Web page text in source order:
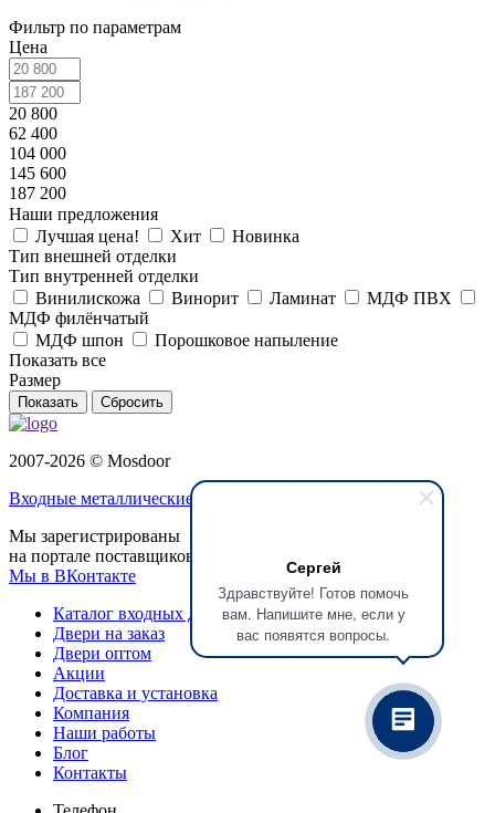
Сергей
Здравствуйте! Готов помочь
вам. Напишите мне, если у
вас появятся вопросы.
Фильтр по параметрам
Цена
20 800
62 400
104 000
145 600
187 200
Наши предложения
Лучшая цена!
Хит
Новинка
Тип внешней отделки
Тип внутренней отделки
Винилискожа
Винорит Ламинат
МДФ ПВХ
МДФ филёнчатый
МДФ шпон
Порошковое напыление
Показать все
Размер
Сбросить
2007-2026 © Mosdoor
Входные металлические двери
Мы зарегистрированы
на портале поставщиков
Мы в ВКонтакте
Каталог входных дверей
Двери на заказ
Двери оптом
Акции
Доставка и установка
Компания
Наши работы
Блог
Контакты